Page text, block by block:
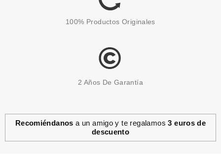
100% Productos Originales
2 Años De Garantía
Recomiéndanos a un amigo y te regalamos3 euros de
descuento